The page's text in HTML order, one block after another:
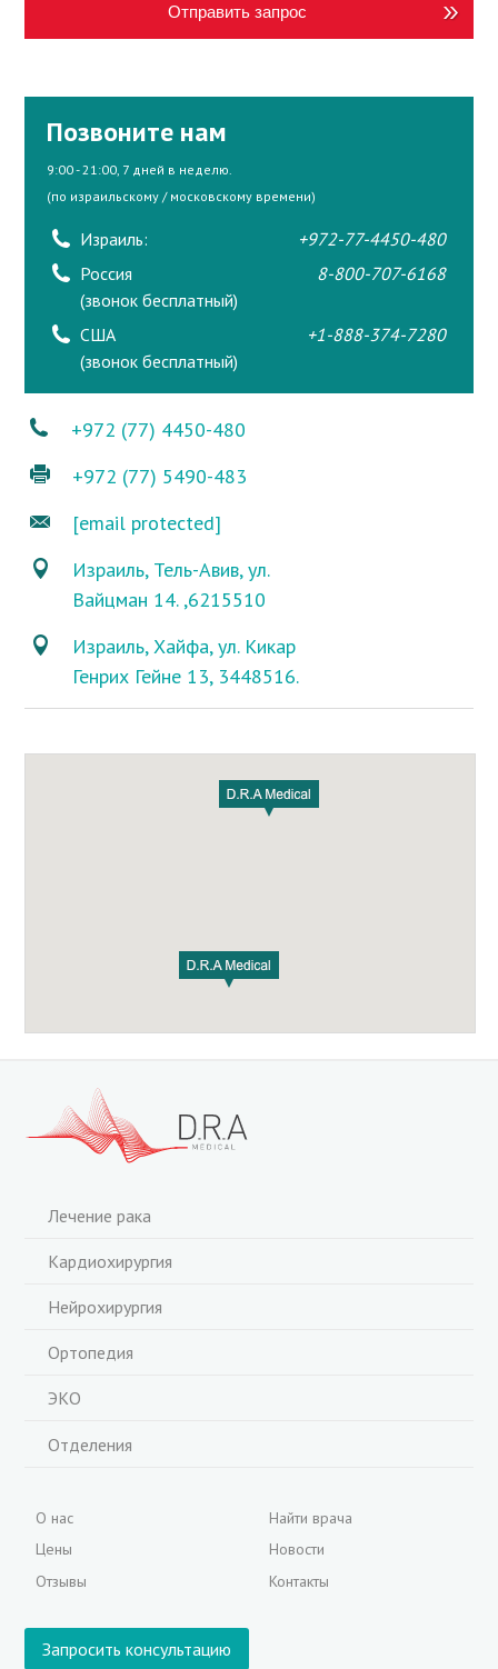
Отправить запрос
Позвоните нам
9:00 - 21:00, 7 дней в неделю.
(по израильскому / московскому времени)
Израиль:
+972-77-4450-480
Россия
(звонок бесплатный)
8-800-707-6168
США
(звонок бесплатный)
+1-888-374-7280
+972 (77) 4450-480
+972 (77) 5490-483
[email protected]
Израиль, Тель-Авив, ул.
Вайцман 14. ,6215510
Израиль, Хайфа, ул. Кикар
Генрих Гейне 13, 3448516.
Лечение рака
Кардиохирургия
Нейрохирургия
Ортопедия
ЭКО
Отделения
О нас
Цены
Отзывы
Найти врача
Новости
Контакты
Запросить консультацию